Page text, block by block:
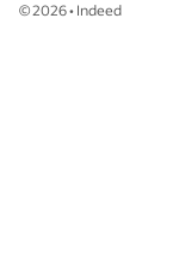
©2026• Indeed